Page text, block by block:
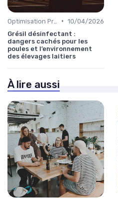
• 10/04/2026
Grésil désinfectant :
dangers cachés pour les
poules et l’environnement
des élevages laitiers
À lire aussi